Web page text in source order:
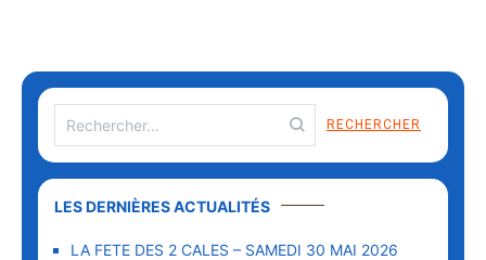
LES DERNIÈRES ACTUALITÉS
LA FETE DES 2 CALES – SAMEDI 30 MAI 2026